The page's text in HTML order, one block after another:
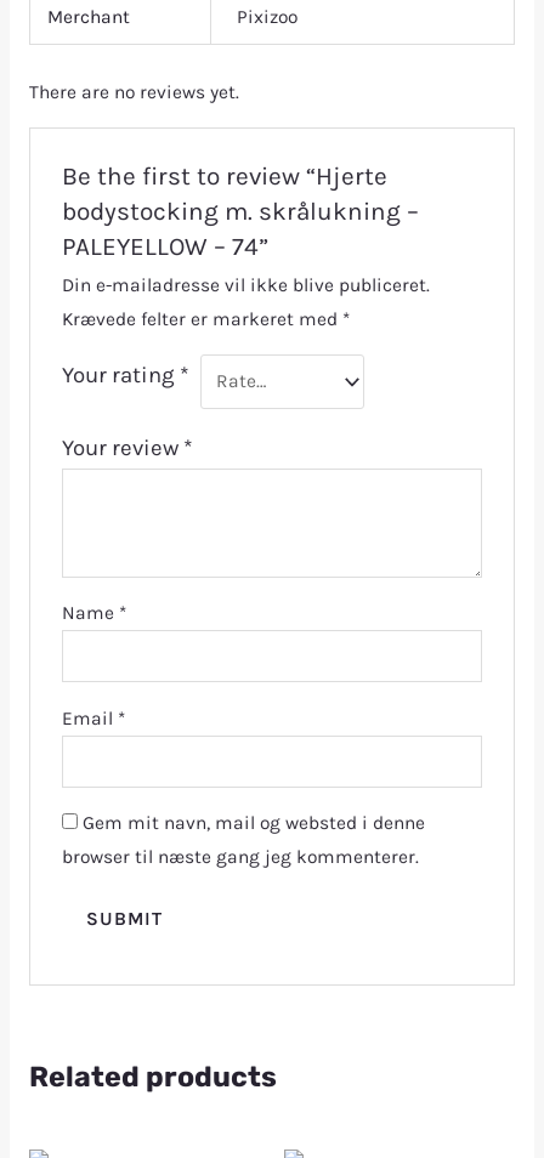
Merchant Pixizoo
There are no reviews yet.
Be the first to review “Hjerte
bodystocking m. skrålukning –
PALEYELLOW – 74”
Din e-mailadresse vil ikke blive publiceret.
Krævede felter er markeret med *
Your rating *
Your review *
Name *
Email *
Gem mit navn, mail og websted i denne
browser til næste gang jeg kommenterer.
Related products